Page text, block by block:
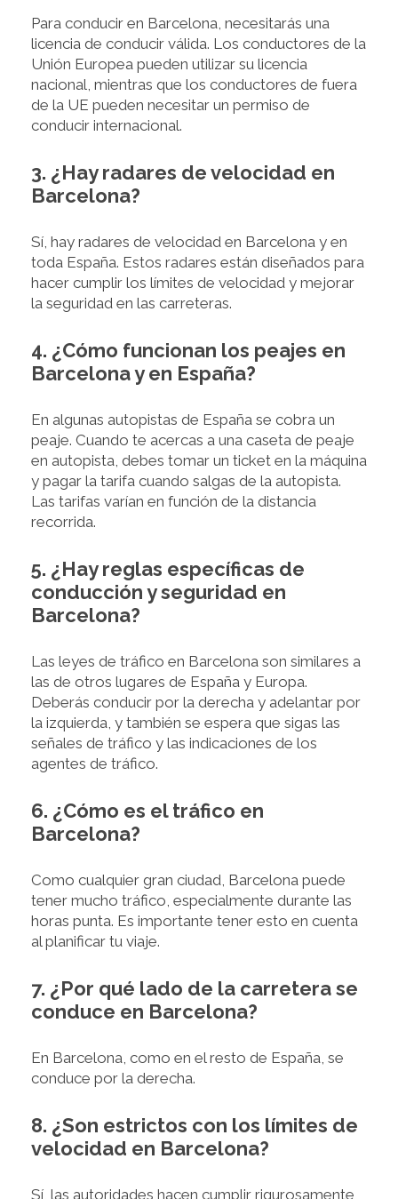
Para conducir en Barcelona, necesitarás una
licencia de conducir válida. Los conductores de la
Unión Europea pueden utilizar su licencia
nacional, mientras que los conductores de fuera
de la UE pueden necesitar un permiso de
conducir internacional.
3. ¿Hay radares de velocidad en
Barcelona?
Sí, hay radares de velocidad en Barcelona y en
toda España. Estos radares están diseñados para
hacer cumplir los límites de velocidad y mejorar
la seguridad en las carreteras.
4. ¿Cómo funcionan los peajes en
Barcelona y en España?
En algunas autopistas de España se cobra un
peaje. Cuando te acercas a una caseta de peaje
en autopista, debes tomar un ticket en la máquina
y pagar la tarifa cuando salgas de la autopista.
Las tarifas varían en función de la distancia
recorrida.
5. ¿Hay reglas específicas de
conducción y seguridad en
Barcelona?
Las leyes de tráfico en Barcelona son similares a
las de otros lugares de España y Europa.
Deberás conducir por la derecha y adelantar por
la izquierda, y también se espera que sigas las
señales de tráfico y las indicaciones de los
agentes de tráfico.
6. ¿Cómo es el tráfico en
Barcelona?
Como cualquier gran ciudad, Barcelona puede
tener mucho tráfico, especialmente durante las
horas punta. Es importante tener esto en cuenta
al planificar tu viaje.
7. ¿Por qué lado de la carretera se
conduce en Barcelona?
En Barcelona, como en el resto de España, se
conduce por la derecha.
8. ¿Son estrictos con los límites de
velocidad en Barcelona?
Sí, las autoridades hacen cumplir rigurosamente